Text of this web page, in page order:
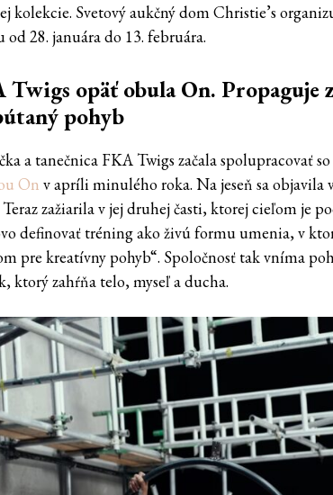
kolekcie. Svetový aukčný dom Christie’s
od 28. januára do 13. februára.
Twigs opäť obula On. Propaguje
pohyb
a tanečnica FKA Twigs začala spolupracovať
On v apríli minulého roka. Na jeseň sa objavila
zažiarila v jej druhej časti, ktorej cieľom je
definovať tréning ako živú formu umenia, v
pre kreatívny pohyb“. Spoločnosť tak vníma
ktorý zahŕňa telo, myseľ a ducha.